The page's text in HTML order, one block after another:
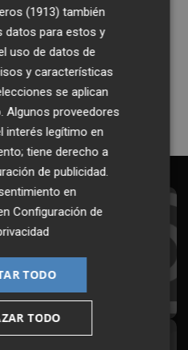
actualidad de
en tu correo
al Boletín
(1913) también
datos para estos y
uso de datos de
y características
se aplican
Algunos proveedores
interés legítimo en
tiene derecho a
de publicidad.
en
Configuración de
TODO
TODO